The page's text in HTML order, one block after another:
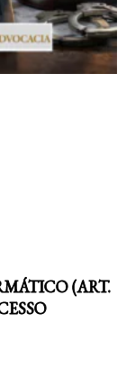
(ART.